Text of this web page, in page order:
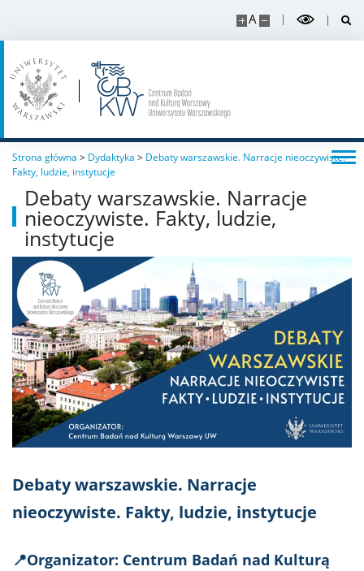
A
Strona główna > Dydaktyka > Debaty warszawskie. Narracje nieoczywiste.
Fakty, ludzie, instytucje
Debaty warszawskie. Narracje
nieoczywiste. Fakty, ludzie,
instytucje
Debaty warszawskie. Narracje
nieoczywiste. Fakty, ludzie, instytucje
📍Organizator: Centrum Badań nad Kulturą